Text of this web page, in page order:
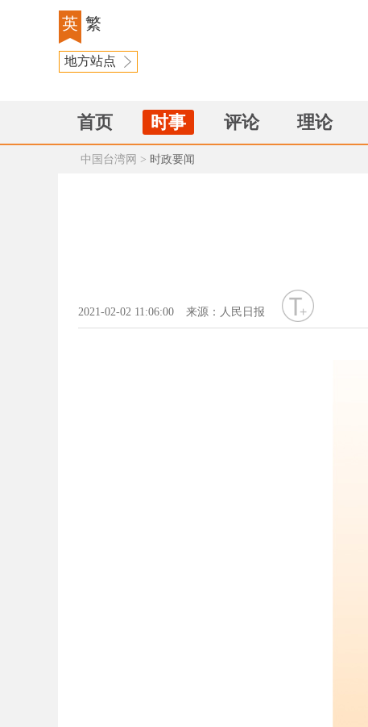
英 繁
地方站点
首页 时事 评论 理论
中国台湾网 > 时政要闻
2021-02-02 11:06:00 来源：人民日报
字号